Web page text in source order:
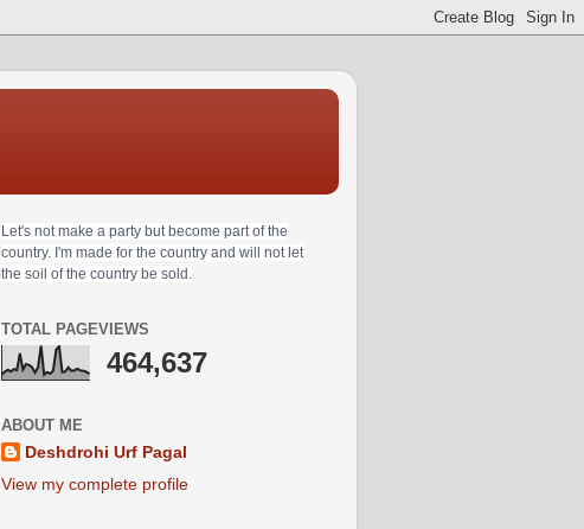
Let's not make a party but become part of the
country. I'm made for the country and will not let
the soil of the country be sold.
TOTAL PAGEVIEWS
464,637
ABOUT ME
Deshdrohi Urf Pagal
View my complete profile